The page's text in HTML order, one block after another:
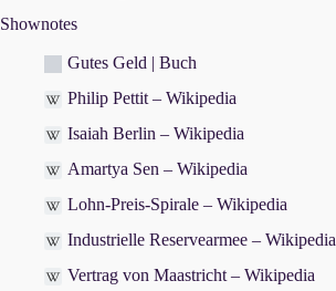
Shownotes
Gutes Geld | Buch
Philip Pettit – Wikipedia
Isaiah Berlin – Wikipedia
Amartya Sen – Wikipedia
Lohn-Preis-Spirale – Wikipedia
Industrielle Reservearmee – Wikipedia
Vertrag von Maastricht – Wikipedia